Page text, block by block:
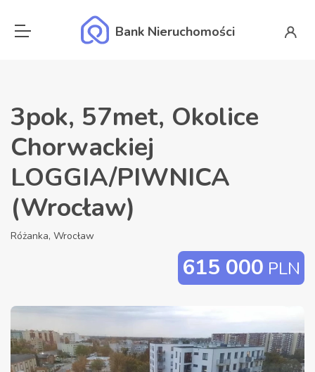
Bank Nieruchomości
3pok, 57met, Okolice
Chorwackiej
LOGGIA/PIWNICA
(Wrocław)
Różanka, Wrocław
615 000 PLN